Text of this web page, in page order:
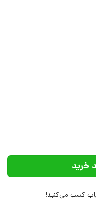
علم عدد
خرید
کسب می‌کنید!